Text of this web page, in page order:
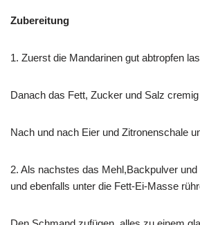
Zubereitung
1. Zuerst die Mandarinen gut abtropfen
Danach das Fett, Zucker und Salz
Nach und nach Eier und Zitronenschale
2. Als nachstes das Mehl,Backpulver
und ebenfalls unter die Fett-Ei-Masse